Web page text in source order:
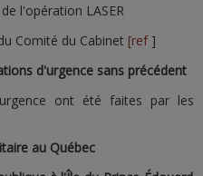
l'opération LASER
Comité du Cabinet [ref]
d'urgence sans précédent
ont été faites par les
au Québec